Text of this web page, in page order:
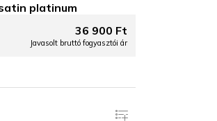
platinum
36 900 Ft
Javasolt bruttó fogyasztói ár